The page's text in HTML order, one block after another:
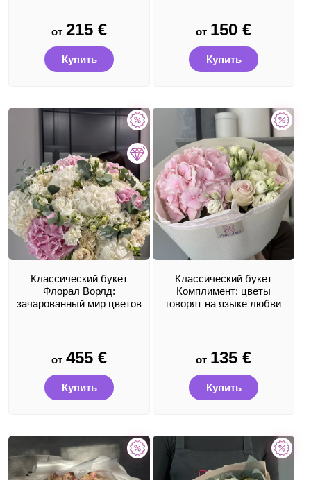
от 215 €
Купить
от 150 €
Купить
Классический букет
Флорал Ворлд:
зачарованный мир цветов
от 455 €
Купить
Классический букет
Комплимент: цветы
говорят на языке любви
от 135 €
Купить